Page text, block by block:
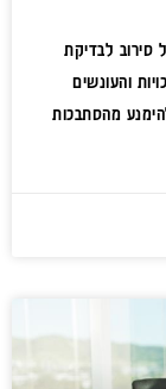
לבדיקת
והעונשים
מהסתבכות